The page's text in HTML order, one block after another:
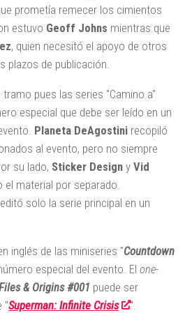
prometía remecer los cimientos
estuvo Geoff Johns mientras que
, quien necesitó el apoyo de otros
plazos de publicación.
pues las series "Camino a"
especial que debe ser leído en un
Planeta DeAgostini recopiló
al evento, pero no siempre
su lado, Sticker Design y Vid
el material por separado.
editó solo la serie principal en un
inglés de las miniseries "Countdown
especial del evento. El one-
& Origins #001 puede ser
"Superman: Infinite Crisis ".